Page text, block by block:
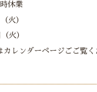
休業
火）
火）
カレンダーページごご覧